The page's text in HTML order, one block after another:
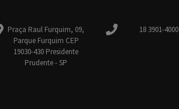
Praça Raul Furquim, 09,
Parque Furquim CEP
19030-430 Presidente
Prudente - SP
18 3901-4000